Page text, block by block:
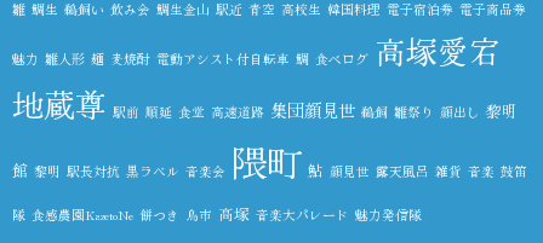
雛 鯛生 鵜飼い 飲み会 鯛生金山 駅近 青空 高校生 韓国料理 電子宿泊券 電子商品券
魅力 雛人形 麺 麦焼酎 電動アシスト付自転車 鯛 食べログ 高塚愛宕
地蔵尊 駅前 順延 食堂 高速道路 集団顔見世 鵜飼 雛祭り 顔出し 黎明
館 黎明 駅長対抗 黒ラベル 音楽会 隈町 鮎 顔見世 露天風呂 雑貨 音楽 鼓笛
隊 食感農園KazetoNe 餅つき 鳥市 高塚 音楽大パレード 魅力発信隊